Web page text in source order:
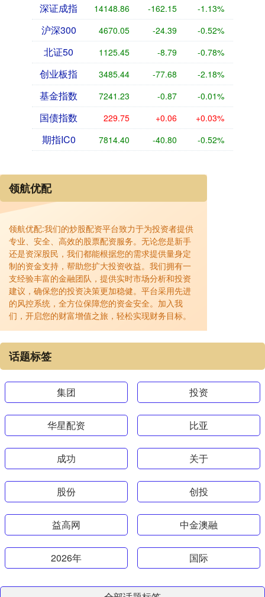
深证成指 14148.86 -162.15 -1.13%
沪深300 4670.05 -24.39 -0.52%
北证50 1125.45 -8.79 -0.78%
创业板指 3485.44 -77.68 -2.18%
基金指数 7241.23 -0.87 -0.01%
国债指数 229.75 +0.06 +0.03%
期指IC0 7814.40 -40.80 -0.52%
领航优配
领航优配:我们的炒股配资平台致力于为投资者提供
专业、安全、高效的股票配资服务。无论您是新手
还是资深股民，我们都能根据您的需求提供量身定
制的资金支持，帮助您扩大投资收益。我们拥有一
支经验丰富的金融团队，提供实时市场分析和投资
建议，确保您的投资决策更加稳健。平台采用先进
的风控系统，全方位保障您的资金安全。加入我
们，开启您的财富增值之旅，轻松实现财务目标。
话题标签
集团 投资
华星配资 比亚
成功 关于
股份 创投
益高网 中金澳融
2026年 国际